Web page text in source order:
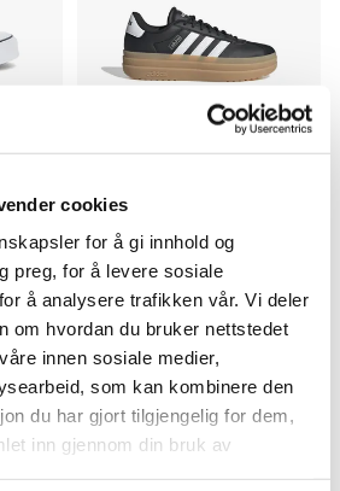
cookies
for å gi innhold og
preg, for å levere sosiale
å analysere trafikken vår. Vi deler
om hvordan du bruker nettstedet
innen sosiale medier,
som kan kombinere den
du har gjort tilgjengelig for dem,
inn gjennom din bruk av
Platform
VL Court Bold
Pris
949,-